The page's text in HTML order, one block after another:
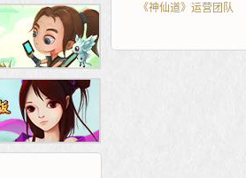
《神仙道》运营团队